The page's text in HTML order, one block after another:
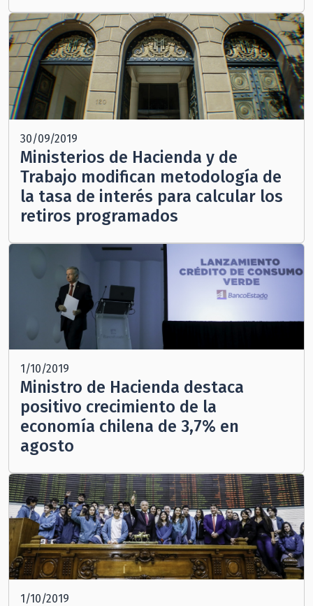
30/09/2019
Ministerios de Hacienda y de
Trabajo modifican metodología de
la tasa de interés para calcular los
retiros programados
1/10/2019
Ministro de Hacienda destaca
positivo crecimiento de la
economía chilena de 3,7% en
agosto
1/10/2019